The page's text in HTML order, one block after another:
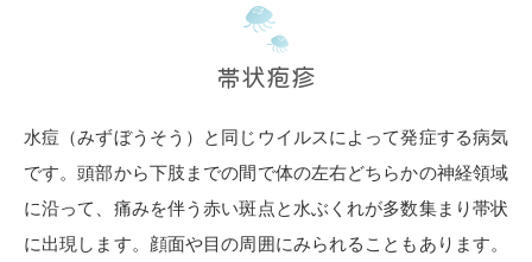
帯状疱疹
水痘（みずぼうそう）と同じウイルスによって発症する病気
です。頭部から下肢までの間で体の左右どちらかの神経領域
に沿って、痛みを伴う赤い斑点と水ぶくれが多数集まり帯状
に出現します。顔面や目の周囲にみられることもあります。